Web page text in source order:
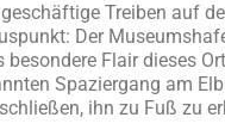
Treiben auf
Der
Flair dieses
Spaziergang am
ihn zu Fuß zu